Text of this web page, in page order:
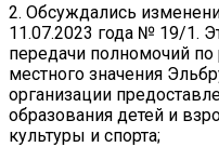
2. Обсуждались
11.07.2023 года № 19/1.
передачи полномочий
местного значения
организации
образования детей и
культуры и спорта;